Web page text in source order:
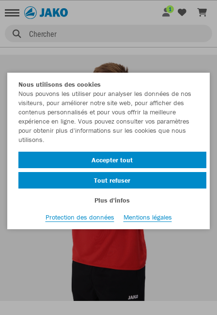
Chercher
1
Nous utilisons des cookies
Nous pouvons les utiliser pour analyser les données de nos
visiteurs, pour améliorer notre site web, pour afficher des
contenus personnalisés et pour vous offrir la meilleure
expérience en ligne. Vous pouvez consulter vos paramètres
pour obtenir plus d'informations sur les cookies que nous
utilisons.
Accepter tout
Tout refuser
Plus d'infos
Protection des données
Mentions légales